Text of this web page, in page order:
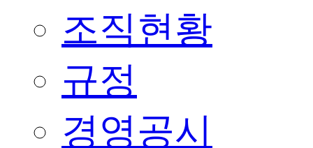
조직현황
규정
경영공시